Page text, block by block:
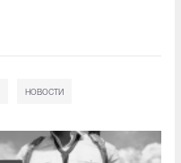
новости